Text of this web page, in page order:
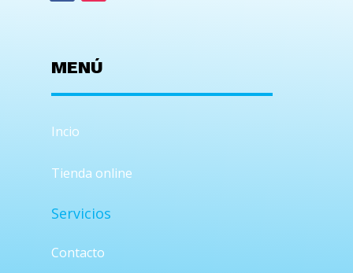
MENÚ
Incio
Tienda online
Servicios
Contacto